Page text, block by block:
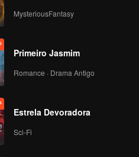
MysteriousFantasy
Primeiro Jasmim
Romance · Drama Antigo
Estrela Devoradora
Sci-Fi